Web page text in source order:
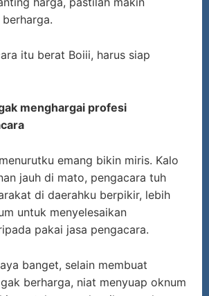
itu berat Boiii, harus siap
menghargai profesi
emang bikin miris. Kalo
jauh di mato, pengacara tuh
di daerahku berpikir, lebih
untuk menyelesaikan
pakai jasa pengacara.
banget, selain membuat
berharga, niat menyuap oknum